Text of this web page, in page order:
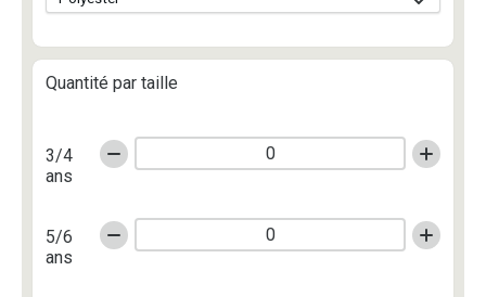
Quantité par taille
3/4
ans
5/6
ans